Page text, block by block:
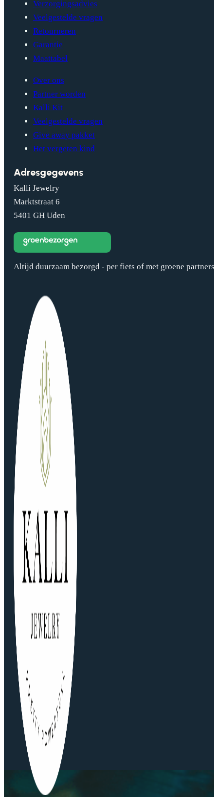
Verzorgingsadvies
Veelgestelde vragen
Retourneren
Garantie
Maattabel
Over ons
Partner worden
Kalli Kit
Veelgestelde vragen
Give away pakket
Het vergeten kind
Adresgegevens
Kalli Jewelry
Marktstraat 6
5401 GH Uden
Altijd duurzaam bezorgd - per fiets of met groene partners